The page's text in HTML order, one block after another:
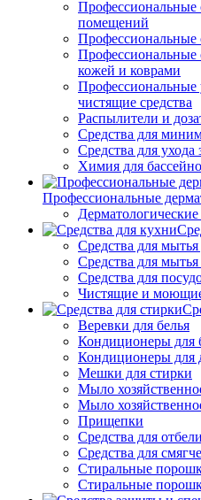
Профессиональные
помещений
Профессиональные
Профессиональные
кожей и коврами
чистящие средства
Распылители и
Средства для
Средства для ухода
Химия для
Профессиональные
Средства для
Средства для
Средства для
Чистящие и моющие
Веревки для белья
Кондиционеры для
Кондиционеры для
Мешки для стирки
Мыло
Мыло
Прищепки
Средства для
Средства для
Стиральные
Стиральные